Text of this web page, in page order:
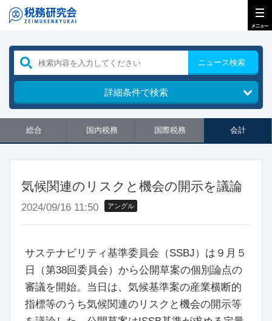
ニュース検索
詳細条件で検索
総合 国内税務 国際税務 会計
気候関連のリスクと機会の開示を議論
2024/09/16 11:50 アングル
サステナビリティ基準委員会（SSBJ）は９月５
日（第38回委員会）から公開草案の個別論点の
審議を開始。当日は、気候基準案の産業横断的
指標等のうち気候関連のリスクと機会の開示等